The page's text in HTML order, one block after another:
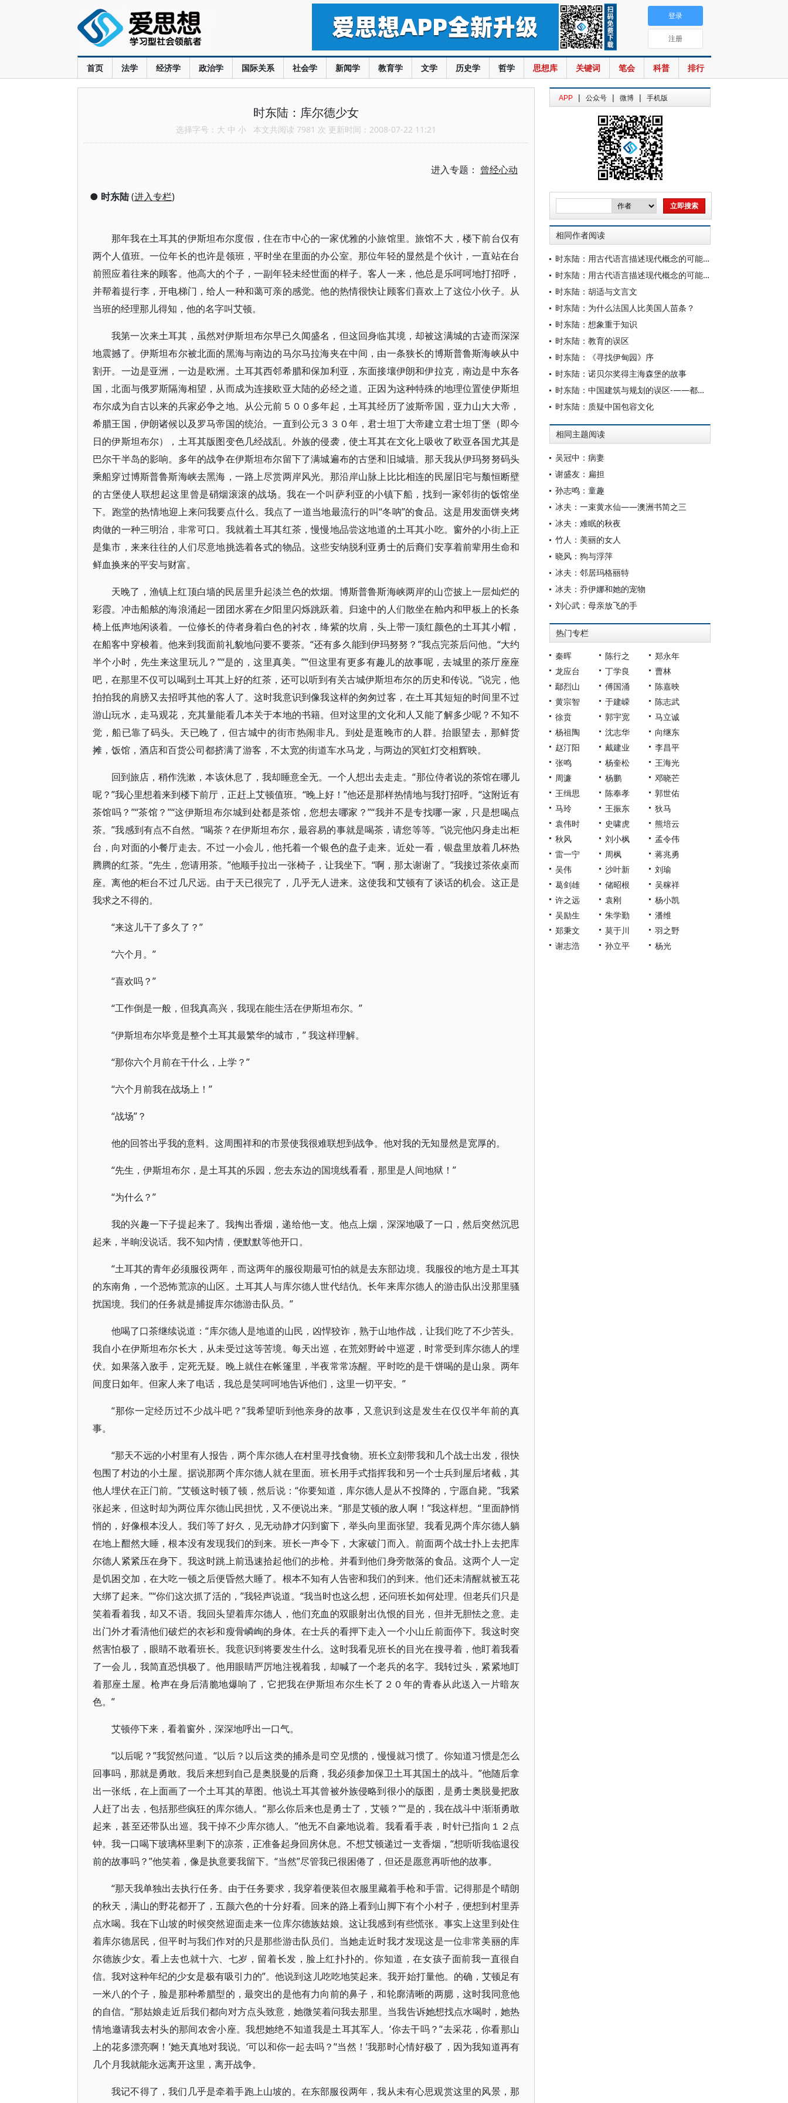
首页 法学 经济学 政治学 国际关系 社会学 新闻学 教育学 文学 历史学 哲学 思想库 关键词 笔会 科普 排行
登录
注册
时东陆：库尔德少女
选择字号： 大 中 小 本文共阅读 7981 次 更新时间：2008-07-22 11:21
进入专题： 曾经心动
● 时东陆(进入专栏)
那年我在土耳其的伊斯坦布尔度假，住在市中心的一家优雅的小旅馆里。旅馆不大，楼下前台仅有
两个人值班。一位年长的也许是领班，平时坐在里面的办公室。那位年轻的显然是个伙计，一直站在台
前照应着往来的顾客。他高大的个子，一副年轻未经世面的样子。客人一来，他总是乐呵呵地打招呼，
并帮着提行李，开电梯门，给人一种和蔼可亲的感觉。他的热情很快让顾客们喜欢上了这位小伙子。从
当班的经理那儿得知，他的名字叫艾顿。
我第一次来土耳其，虽然对伊斯坦布尔早已久闻盛名，但这回身临其境，却被这满城的古迹而深深
地震撼了。伊斯坦布尔被北面的黑海与南边的马尔马拉海夹在中间，由一条狭长的博斯普鲁斯海峡从中
割开。一边是亚洲，一边是欧洲。土耳其西邻希腊和保加利亚，东面接壤伊朗和伊拉克，南边是中东各
国，北面与俄罗斯隔海相望，从而成为连接欧亚大陆的必经之道。正因为这种特殊的地理位置使伊斯坦
布尔成为自古以来的兵家必争之地。从公元前５００多年起，土耳其经历了波斯帝国，亚力山大大帝，
希腊王国，伊朗诸候以及罗马帝国的统治。一直到公元３３０年，君士坦丁大帝建立君士坦丁堡（即今
日的伊斯坦布尔），土耳其版图变色几经战乱。外族的侵袭，使土耳其在文化上吸收了欧亚各国尤其是
巴尔干半岛的影响。多年的战争在伊斯坦布尔留下了满城遍布的古堡和旧城墙。那天我从伊玛努努码头
乘船穿过博斯普鲁斯海峡去黑海，一路上尽赏两岸风光。那沿岸山脉上比比相连的民屋旧宅与颓恒断壁
的古堡使人联想起这里曾是硝烟滚滚的战场。我在一个叫萨利亚的小镇下船，找到一家邻街的饭馆坐
下。跑堂的热情地迎上来问我要点什么。我点了一道当地最流行的叫“冬呐”的食品。这是用发面饼夹烤
肉做的一种三明治，非常可口。我就着土耳其红茶，慢慢地品尝这地道的土耳其小吃。窗外的小街上正
是集市，来来往往的人们尽意地挑选着各式的物品。这些安纳脱利亚勇士的后裔们安享着前辈用生命和
鲜血换来的平安与财富。
天晚了，渔镇上红顶白墙的民居里升起淡兰色的炊烟。博斯普鲁斯海峡两岸的山峦披上一层灿烂的
彩霞。冲击船舷的海浪涌起一团团水雾在夕阳里闪烁跳跃着。归途中的人们散坐在舱内和甲板上的长条
椅上低声地闲谈着。一位修长的侍者身着白色的衬衣，绛紫的坎肩，头上带一顶红颜色的土耳其小帽，
在船客中穿梭着。他来到我面前礼貌地问要不要茶。“还有多久能到伊玛努努？”我点完茶后问他。“大约
半个小时，先生来这里玩儿？”“是的，这里真美。”“但这里有更多有趣儿的故事呢，去城里的茶厅座座
吧，在那里不仅可以喝到土耳其上好的红茶，还可以听到有关古城伊斯坦布尔的历史和传说。”说完，他
拍拍我的肩膀又去招呼其他的客人了。这时我意识到像我这样的匆匆过客，在土耳其短短的时间里不过
游山玩水，走马观花，充其量能看几本关于本地的书籍。但对这里的文化和人又能了解多少呢？不知不
觉，船已靠了码头。天已晚了，但古城中的街市热闹非凡。到处是逛晚市的人群。抬眼望去，那鲜货
摊，饭馆，酒店和百货公司都挤满了游客，不太宽的街道车水马龙，与两边的冥虹灯交相辉映。
回到旅店，稍作洗漱，本该休息了，我却睡意全无。一个人想出去走走。“那位侍者说的茶馆在哪儿
呢？”我心里想着来到楼下前厅，正赶上艾顿值班。“晚上好！”他还是那样热情地与我打招呼。“这附近有
茶馆吗？”“茶馆？”“这伊斯坦布尔城到处都是茶馆，您想去哪家？”“我并不是专找哪一家，只是想喝点
茶。”我感到有点不自然。“喝茶？在伊斯坦布尔，最容易的事就是喝茶，请您等等。”说完他闪身走出柜
台，向对面的小餐厅走去。不过一小会儿，他托着一个银色的盘子走来。近处一看，银盘里放着几杯热
腾腾的红茶。“先生，您请用茶。”他顺手拉出一张椅子，让我坐下。“啊，那太谢谢了。”我接过茶依桌而
座。离他的柜台不过几尺远。由于天已很完了，几乎无人进来。这使我和艾顿有了谈话的机会。这正是
我求之不得的。
“来这儿干了多久了？”
“六个月。”
“喜欢吗？”
“工作倒是一般，但我真高兴，我现在能生活在伊斯坦布尔。”
“伊斯坦布尔毕竟是整个土耳其最繁华的城市，” 我这样理解。
“那你六个月前在干什么，上学？”
“六个月前我在战场上！”
“战场”？
他的回答出乎我的意料。这周围祥和的市景使我很难联想到战争。他对我的无知显然是宽厚的。
“先生，伊斯坦布尔，是土耳其的乐园，您去东边的国境线看看，那里是人间地狱！”
“为什么？”
我的兴趣一下子提起来了。我掏出香烟，递给他一支。他点上烟，深深地吸了一口，然后突然沉思
起来，半晌没说话。我不知内情，便默默等他开口。
“土耳其的青年必须服役两年，而这两年的服役期最可怕的就是去东部边境。我服役的地方是土耳其
的东南角，一个恐怖荒凉的山区。土耳其人与库尔德人世代结仇。长年来库尔德人的游击队出没那里骚
扰国境。我们的任务就是捕捉库尔德游击队员。”
他喝了口茶继续说道：“库尔德人是地道的山民，凶悍狡诈，熟于山地作战，让我们吃了不少苦头。
我自小在伊斯坦布尔长大，从未受过这等苦境。每天出巡，在荒郊野岭中巡逻，时常受到库尔德人的埋
伏。如果落入敌手，定死无疑。晚上就住在帐篷里，半夜常常冻醒。平时吃的是干饼喝的是山泉。两年
间度日如年。但家人来了电话，我总是笑呵呵地告诉他们，这里一切平安。”
“那你一定经历过不少战斗吧？”我希望听到他亲身的故事，又意识到这是发生在仅仅半年前的真
事。
“那天不远的小村里有人报告，两个库尔德人在村里寻找食物。班长立刻带我和几个战士出发，很快
包围了村边的小土屋。据说那两个库尔德人就在里面。班长用手式指挥我和另一个士兵到屋后堵截，其
他人埋伏在正门前。”艾顿这时顿了顿，然后说：“你要知道，库尔德人是从不投降的，宁愿自毙。”我紧
张起来，但这时却为两位库尔德山民担忧，又不便说出来。“那是艾顿的敌人啊！”我这样想。“里面静悄
悄的，好像根本没人。我们等了好久，见无动静才闪到窗下，举头向里面张望。我看见两个库尔德人躺
在地上酣然大睡，根本没有发现我们的到来。班长一声令下，大家破门而入。前面两个战士扑上去把库
尔德人紧紧压在身下。我这时跳上前迅速拾起他们的步枪。并看到他们身旁散落的食品。这两个人一定
是饥困交加，在大吃一顿之后便昏然大睡了。根本不知有人告密和我们的到来。他们还未清醒就被五花
大绑了起来。”“你们这次抓了活的，”我轻声说道。“我当时也这么想，还问班长如何处理。但老兵们只是
笑着看着我，却又不语。我回头望着库尔德人，他们充血的双眼射出仇恨的目光，但并无胆怯之意。走
出门外才看清他们破烂的衣衫和瘦骨嶙峋的身体。在士兵的看押下走入一个小山丘前面停下。我这时突
然害怕极了，眼睛不敢看班长。我意识到将要发生什么。这时我看见班长的目光在搜寻着，他盯着我看
了一会儿，我简直恐惧极了。他用眼睛严厉地注视着我，却喊了一个老兵的名字。我转过头，紧紧地盯
着那座土屋。枪声在身后清脆地爆响了，它把我在伊斯坦布尔生长了２０年的青春从此送入一片暗灰
色。”
艾顿停下来，看着窗外，深深地呼出一口气。
“以后呢？”我贸然问道。“以后？以后这类的捕杀是司空见惯的，慢慢就习惯了。你知道习惯是怎么
回事吗，那就是勇敢。我后来想到自己是奥脱曼的后裔，我必须参加保卫土耳其国土的战斗。”他随后拿
出一张纸，在上面画了一个土耳其的草图。他说土耳其曾被外族侵略到很小的版图，是勇士奥脱曼把敌
人赶了出去，包括那些疯狂的库尔德人。“那么你后来也是勇士了，艾顿？”“是的，我在战斗中渐渐勇敢
起来，甚至还带队出巡。我干掉不少库尔德人。”他无不自豪地说着。我看看手表，时针已指向１２点
钟。我一口喝下玻璃杯里剩下的凉茶，正准备起身回房休息。不想艾顿递过一支香烟，“想听听我临退役
前的故事吗？”他笑着，像是执意要我留下。“当然”尽管我已很困倦了，但还是愿意再听他的故事。
“那天我单独出去执行任务。由于任务要求，我穿着便装但衣服里藏着手枪和手雷。记得那是个晴朗
的秋天，满山的野花都开了，五颜六色的十分好看。回来的路上看到山脚下有个小村子，便想到村里弄
点水喝。我在下山坡的时候突然迎面走来一位库尔德族姑娘。这让我感到有些慌张。事实上这里到处住
着库尔德居民，但平时与我们作对的只是那些游击队员们。当她走近时我才发现这是一位非常美丽的库
尔德族少女。看上去也就十六、七岁，留着长发，脸上红扑扑的。你知道，在女孩子面前我一直很自
信。我对这种年纪的少女是极有吸引力的”。他说到这儿吃吃地笑起来。我开始打量他。的确，艾顿足有
一米八的个子，脸是那种希腊型的，最突出的是他有力向前的鼻子，和轮廓清晰的两腮，这时我同意他
的自信。“那姑娘走近后我们都向对方点头致意，她微笑着问我去那里。当我告诉她想找点水喝时，她热
情地邀请我去村头的那间农舍小座。我想她绝不知道我是土耳其军人。‘你去干吗？’‘去采花，你看那山
上的花多漂亮啊！’她天真地对我说。‘可以和你一起去吗？’‘当然！’我那时心情好极了，因为我知道再有
几个月我就能永远离开这里，离开战争。
我记不得了，我们几乎是牵着手跑上山坡的。在东部服役两年，我从未有心思观赏这里的风景，那
APP | 公众号 | 微博 | 手机版
相同作者阅读
时东陆：用古代语言描述现代概念的可能性
时东陆：用古代语言描述现代概念的可能性
时东陆：胡适与文言文
时东陆：为什么法国人比美国人苗条？
时东陆：想象重于知识
时东陆：教育的误区
时东陆：《寻找伊甸园》序
时东陆：诺贝尔奖得主海森堡的故事
时东陆：中国建筑与规划的误区-——都市人文尺度系列
时东陆：质疑中国包容文化
相同主题阅读
吴冠中：病妻
谢盛友：扁担
孙志鸣：童趣
冰夫：一束黄水仙——澳洲书简之三
冰夫：难眠的秋夜
竹人：美丽的女人
晓风：狗与浮萍
冰夫：邻居玛格丽特
冰夫：乔伊娜和她的宠物
刘心武：母亲放飞的手
热门专栏
秦晖 陈行之
郑永年
龙应台
丁学良
曹林
鄢烈山
傅国涌
陈嘉映
黄宗智
于建嵘
陈志武
徐贲
郭宇宽
马立诚
杨祖陶
沈志华
向继东
赵汀阳
戴建业
李昌平
张鸣
杨奎松
王海光
周濂
杨鹏
邓晓芒
王缉思
陈奉孝
郭世佑
马玲
王振东
狄马
袁伟时
史啸虎
熊培云
秋风
刘小枫
孟令伟
雷一宁
周枫
蒋兆勇
吴伟
沙叶新
刘瑜
葛剑雄
储昭根
吴稼祥
许之远
袁刚
杨小凯
吴励生
朱学勤
潘维
郑秉文
莫于川
羽之野
谢志浩
孙立平 杨光